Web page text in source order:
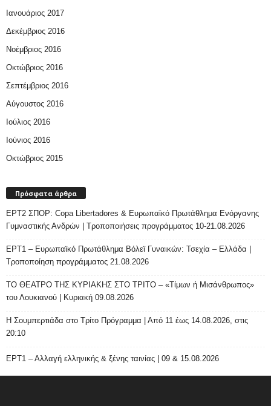
Ιανουάριος 2017
Δεκέμβριος 2016
Νοέμβριος 2016
Οκτώβριος 2016
Σεπτέμβριος 2016
Αύγουστος 2016
Ιούλιος 2016
Ιούνιος 2016
Οκτώβριος 2015
Πρόσφατα άρθρα
ΕΡΤ2 ΣΠΟΡ: Copa Libertadores & Ευρωπαϊκό Πρωτάθλημα Ενόργανης
Γυμναστικής Ανδρών | Τροποποιήσεις προγράμματος 10-21.08.2026
ΕΡΤ1 – Ευρωπαϊκό Πρωτάθλημα Βόλεϊ Γυναικών: Τσεχία – Ελλάδα |
Τροποποίηση προγράμματος 21.08.2026
ΤΟ ΘΕΑΤΡΟ ΤΗΣ ΚΥΡΙΑΚΗΣ ΣΤΟ ΤΡΙΤΟ – «Τίμων ή Μισάνθρωπος»
του Λουκιανού | Κυριακή 09.08.2026
H Σουμπερτιάδα στο Τρίτο Πρόγραμμα | Από 11 έως 14.08.2026, στις
20:10
ΕΡΤ1 – Αλλαγή ελληνικής & ξένης ταινίας | 09 & 15.08.2026